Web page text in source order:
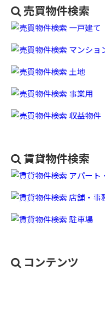
売買物件検索
賃貸物件検索
コンテンツ